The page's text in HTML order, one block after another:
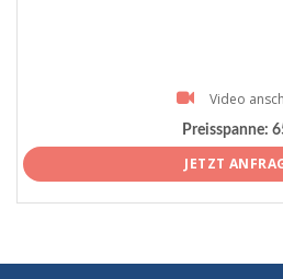
Video
Preisspanne:
JETZT